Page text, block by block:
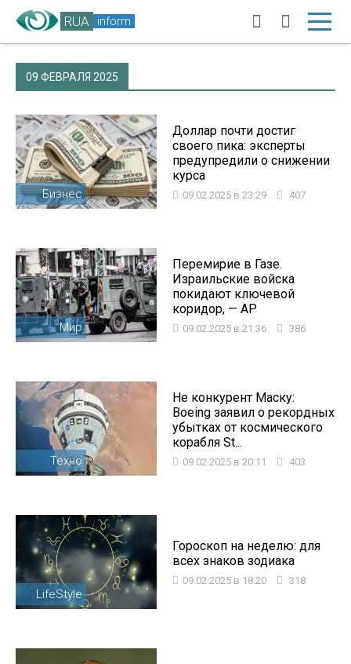
RUA inform
09 ФЕВРАЛЯ 2025
Бизнес
Доллар почти достиг
своего пика: эксперты
предупредили о снижении
курса
09.02.2025 в 23:29 407
Мир
Перемирие в Газе.
Израильские войска
покидают ключевой
коридор, — AP
09.02.2025 в 21:36 386
Техно
Не конкурент Маску:
Boeing заявил о рекордных
убытках от космического
корабля St...
09.02.2025 в 20:11 403
LifeStyle
Гороскоп на неделю: для
всех знаков зодиака
09.02.2025 в 18:20 318